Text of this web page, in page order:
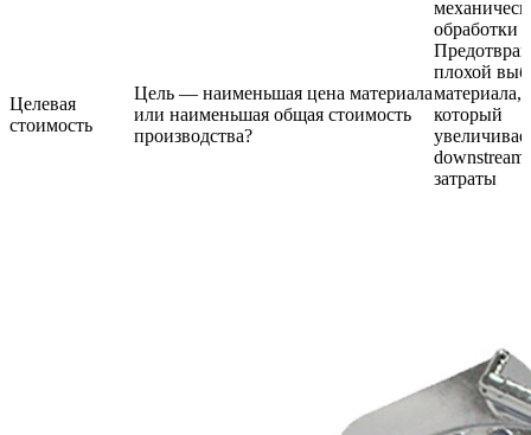
обработки
Целевая
стоимость
Цель — наименьшая цена материала
или наименьшая общая стоимость
производства?
плохой
материала,
который
downstream
затраты